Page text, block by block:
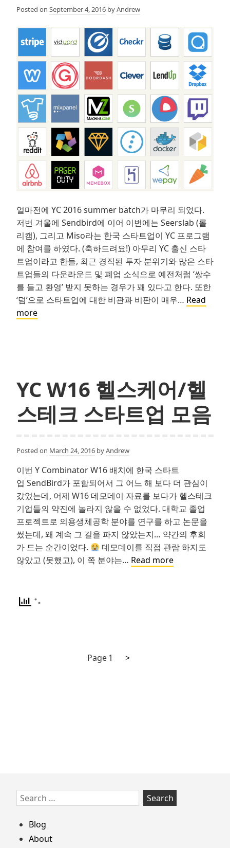
하
는
것
들…
Posted on September 4, 2016 byAndrew
얼마전에 YC 2016 summer batch가 마무리 되었다.
저번 겨울에 Sendbird에 이어 이번에는 Seerslab (롤
리캠), 그리고 Miso라는 한국 스타트업이 YC 프로그램
에 참여를 하였다. (축하드려요!) 아무리 YC 출신 스타
트업이라고 한들, 최근 경직된 투자 분위기와 많은 스타
트업들의 다운라운드 및 폐업 소식으로 예전처럼 ‘쌍수
를 들고 환영’ 받지 못하는 경우가 꽤 있다고 한다. 또한
‘덤’으로 스타트업에 대한 비관과 비판이 매우… Read
more그
상
력
신
을
망
설
이
게
하
지
말
YC W16 헬스케어/헬
스테크 스타트업 모음
Posted on March 24, 2016 byAndrew
이번 Y Combinator W16 배치에 한국 스타트
업 SendBird가 포함되어서 그 어느 해 보다 더 관심이
갔었는데, 어제 W16 데모데이 자료를 보다가 헬스테크
기업들의 약진에 놀라지 않을 수 없었다. 대학교 졸업
프로젝트로 의용생체공학 분야를 연구를 하고 논문을
썼는데, 왜 계속 그 길을 파지 않았는지… 약간의 후회
가 드는 순간이었다.
데모데이를 직접 관람 하지도
않았고 (못했고), 이 쪽 분야는… Read moreYC
Page1
Next
>
Skip
to
footer
Search
for:
Blog
About